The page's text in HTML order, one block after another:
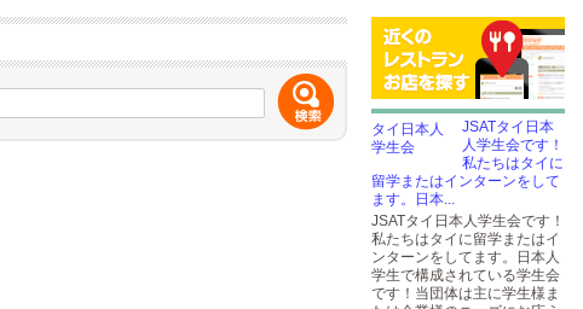
JSATタイ日本
人学生会です！
私たちはタイに
留学またはインターンをして
ます。日本...
JSATタイ日本人学生会です！
私たちはタイに留学またはイ
ンターンをしてます。日本人
学生で構成されている学生会
です！当団体は主に学生様ま